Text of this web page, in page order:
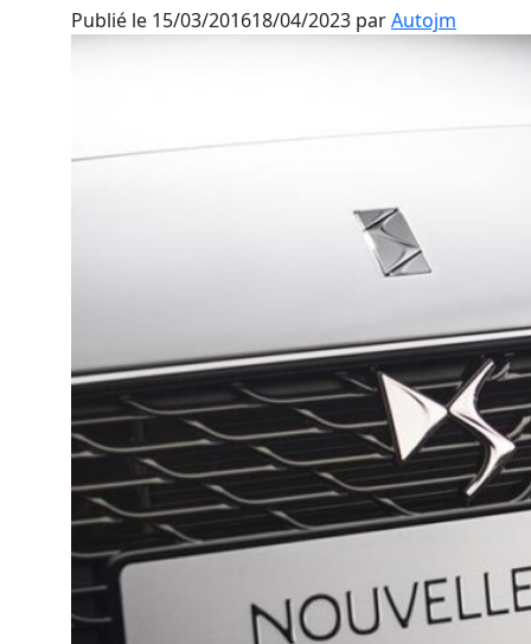
Publié le 15/03/201618/04/2023 parAutojm